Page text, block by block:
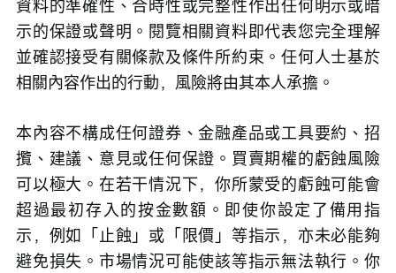
資料的準確性、合時性或完整性作出任何明示或暗
示的保證或聲明。閱覽相關資料即代表您完全理解
並確認接受有關條款及條件所約束。任何人士基於
相關內容作出的行動，風險將由其本人承擔。
本內容不構成任何證券、金融產品或工具要約、招
攬、建議、意見或任何保證。買賣期權的虧蝕風險
可以極大。在若干情況下，你所蒙受的虧蝕可能會
超過最初存入的按金數額。即使你設定了備用指
示，例如「止蝕」或「限價」等指示，亦未必能夠
避免損失。市場情況可能使該等指示無法執行。你